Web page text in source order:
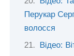
Перукар
волосся
Відео: